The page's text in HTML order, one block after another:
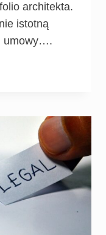
architekta.
istotną
umowy….